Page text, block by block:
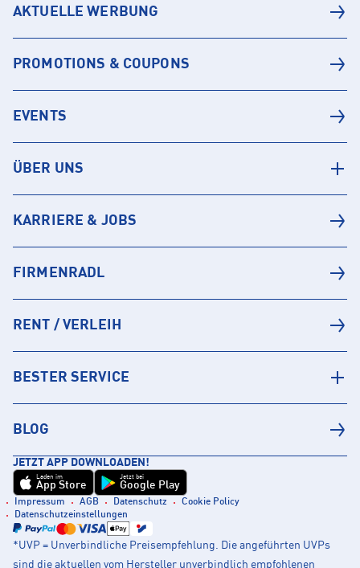
AKTUELLE WERBUNG
PROMOTIONS & COUPONS
EVENTS
ÜBER UNS
KARRIERE & JOBS
FIRMENRADL
RENT / VERLEIH
BESTER SERVICE
BLOG
JETZT APP DOWNLOADEN!
Laden im
App Store
Jetzt bei
Google Play
Impressum AGB Datenschutz
Cookie Policy
Datenschutzeinstellungen
*UVP = Unverbindliche Preisempfehlung. Die angeführten UVPs
sind die aktuellen vom Hersteller unverbindlich empfohlenen